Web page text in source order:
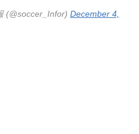
(@soccer_Infor) December 4,